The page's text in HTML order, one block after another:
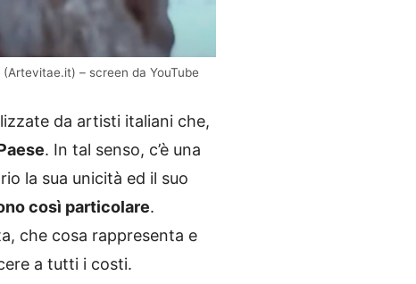
– screen da YouTube
da artisti italiani che,
. In tal senso, c’è una
la sua unicità ed il suo
così particolare.
che cosa rappresenta e
a tutti i costi.